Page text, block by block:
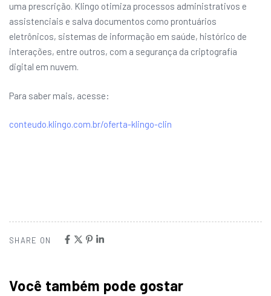
uma prescrição. Klingo otimiza processos administrativos e
assistenciais e salva documentos como prontuários
eletrônicos, sistemas de informação em saúde, histórico de
interações, entre outros, com a segurança da criptografia
digital em nuvem.
Para saber mais, acesse:
conteudo.klingo.com.br/oferta-klingo-clin
SHARE ON
Você também pode gostar